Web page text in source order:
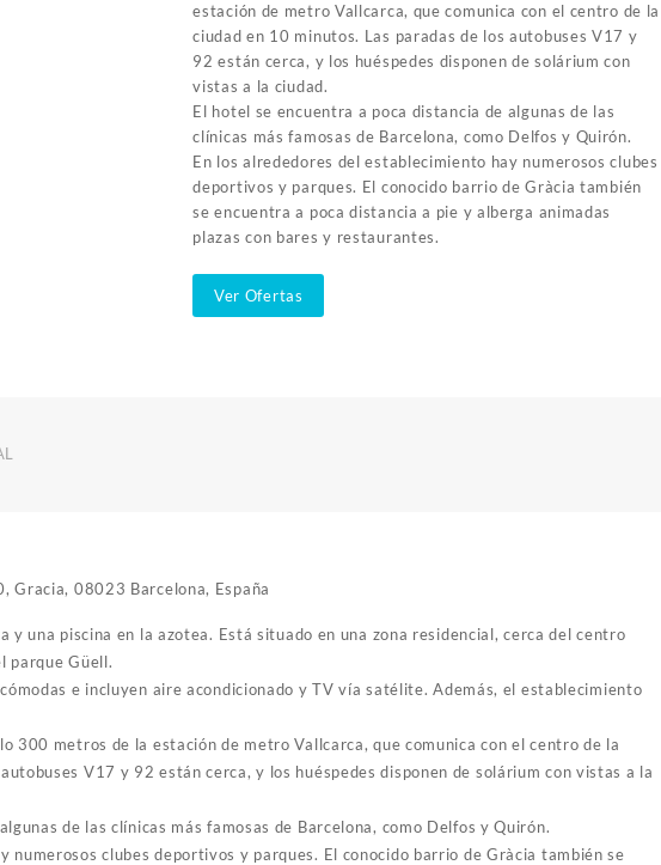
estación de metro Vallcarca, que comunica con el centro de la
ciudad en 10 minutos. Las paradas de los autobuses V17 y
92 están cerca, y los huéspedes disponen de solárium con
vistas a la ciudad.
El hotel se encuentra a poca distancia de algunas de las
clínicas más famosas de Barcelona, como Delfos y Quirón.
En los alrededores del establecimiento hay numerosos clubes
deportivos y parques. El conocido barrio de Gràcia también
se encuentra a poca distancia a pie y alberga animadas
plazas con bares y restaurantes.
Ver Ofertas
Gracia, 08023 Barcelona, España
una piscina en la azotea. Está situado en una zona residencial, cerca del centro
parque Güell.
e incluyen aire acondicionado y TV vía satélite. Además, el establecimiento
300 metros de la estación de metro Vallcarca, que comunica con el centro de la
V17 y 92 están cerca, y los huéspedes disponen de solárium con vistas a la
de las clínicas más famosas de Barcelona, como Delfos y Quirón.
numerosos clubes deportivos y parques. El conocido barrio de Gràcia también se